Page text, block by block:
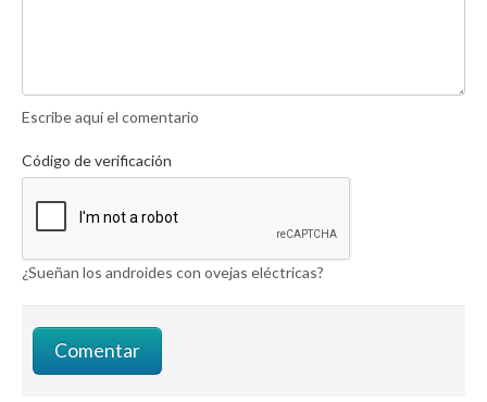
Escribe aquí el comentario
Código de verificación
¿Sueñan los androides con ovejas eléctricas?